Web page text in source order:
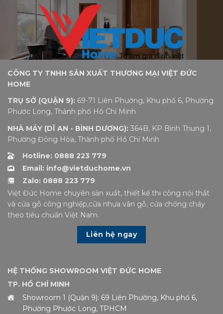
CÔNG TY TNHH SẢN XUẤT THƯƠNG MẠI VIỆT ĐỨC
HOME
TRỤ SỞ (QUẬN 9): 69-71 Liên Phường, Khu phố 6, Phường
Phước Long, Thành phố Hồ Chí Minh
NHÀ MÁY (DĨ AN - BÌNH DƯƠNG): 364B, KP Bình Thung 1,
Phường Đông Hòa, Thành phố Hồ Chí Minh
Hotline: 0888 223 779
Email: info@vietduchome.vn
Zalo: 0888 223 779
Việt Đức Home chuyên sản xuất, thiết kế thi công nội thất
và cửa gỗ công nghiệp,cửa nhựa vân gỗ, cửa chống cháy
theo tiêu chuẩn Việt Nam.
Liên hệ ngay
HỆ THỐNG SHOWROOM VIỆT ĐỨC HOME
TP. HỒ CHÍ MINH
Showroom 1 (Quận 9): 69 Liên Phường, Khu phố 6,
Phường Phước Long, TPHCM